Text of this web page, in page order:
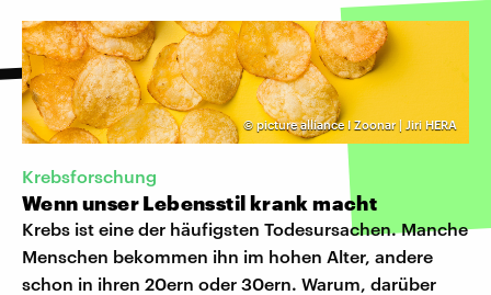
© picture alliance I Zoonar | Jiri HERA
Krebsforschung
Wenn unser Lebensstil krank macht
Krebs ist eine der häufigsten Todesursachen. Manche
Menschen bekommen ihn im hohen Alter, andere
schon in ihren 20ern oder 30ern. Warum, darüber